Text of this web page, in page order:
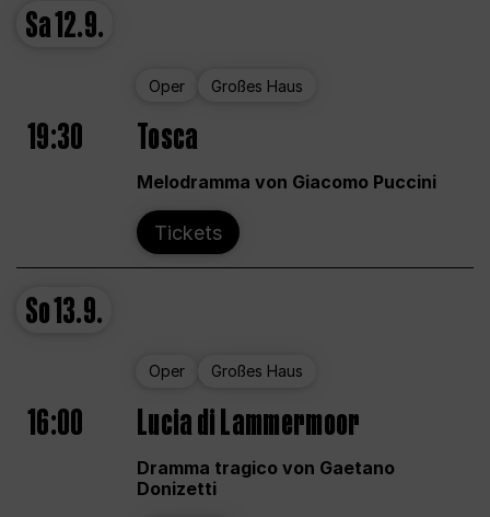
Sa12.9.
Oper Großes Haus
19:30 Tosca
Melodramma von Giacomo Puccini
Tickets
So13.9.
Oper Großes Haus
16:00 Lucia di Lammermoor
Dramma tragico von Gaetano
Donizetti